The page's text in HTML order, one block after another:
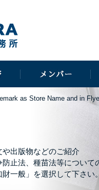
as Store Name and in
出版物などのご紹介
止法、種苗法等について
一般」を選択して下さい